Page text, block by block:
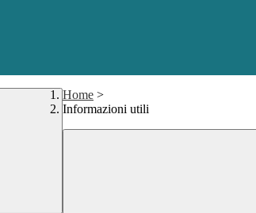
Home >
Informazioni utili